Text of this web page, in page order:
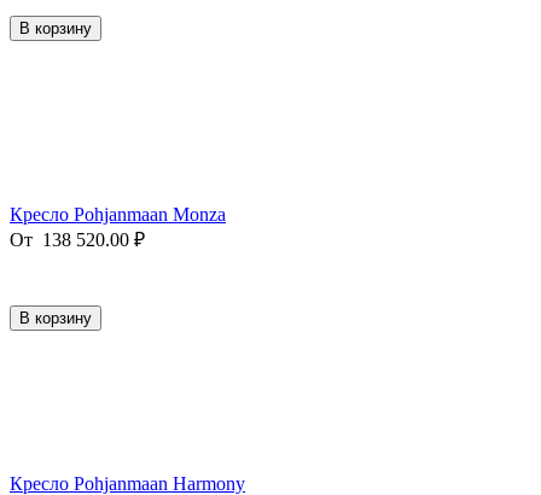
В корзину
Кресло Pohjanmaan Monza
От 138 520.00 ₽
В корзину
Кресло Pohjanmaan Harmony